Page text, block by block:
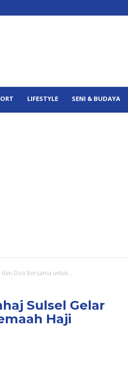
LIFESTYLE SENI & BUDAYA
Doa Bersama untuk...
Sulsel Gelar
Haji